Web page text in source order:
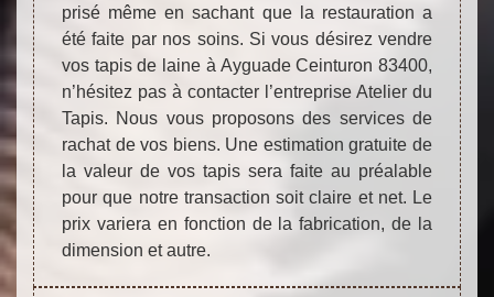
prisé même en sachant que la restauration a
été faite par nos soins. Si vous désirez vendre
vos tapis de laine à Ayguade Ceinturon 83400,
n’hésitez pas à contacter l’entreprise Atelier du
Tapis. Nous vous proposons des services de
rachat de vos biens. Une estimation gratuite de
la valeur de vos tapis sera faite au préalable
pour que notre transaction soit claire et net. Le
prix variera en fonction de la fabrication, de la
dimension et autre.